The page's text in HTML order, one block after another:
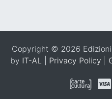
Copyright © 2026
by IT-AL Privacy Policy